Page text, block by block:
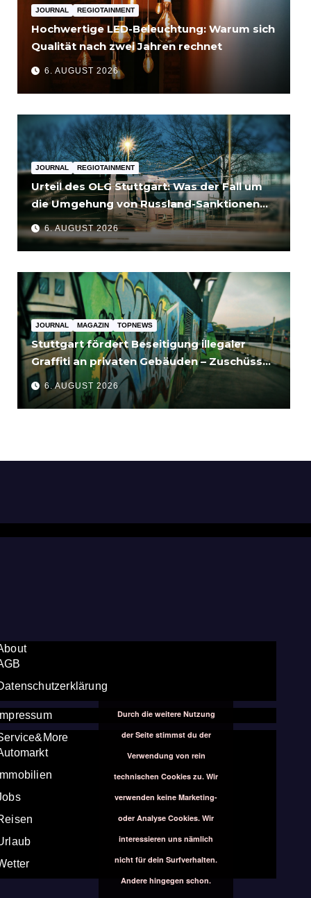
JOURNAL REGIOTAINMENT
Hochwertige LED-Beleuchtung: Warum sich
Qualität nach zwei Jahren rechnet
6. AUGUST 2026
JOURNAL REGIOTAINMENT
Urteil des OLG Stuttgart: Was der Fall um
die Umgehung von Russland-Sanktionen
für Unternehmen bedeutet
6. AUGUST 2026
JOURNAL MAGAZIN TOPNEWS
Stuttgart fördert Beseitigung illegaler
Graffiti an privaten Gebäuden – Zuschüsse
bis 3.500 Euro
6. AUGUST 2026
Durch die weitere Nutzung
der Seite stimmst du der
Verwendung von rein
technischen Cookies zu. Wir
verwenden keine Marketing-
oder Analyse Cookies. Wir
interessieren uns nämlich
nicht für dein Surfverhalten.
Andere hingegen schon.